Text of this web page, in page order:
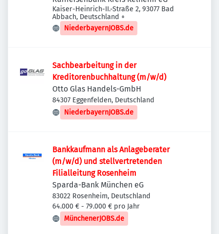
Kaiser-Heinrich-II.-Straße 2, 93077 Bad
Abbach, Deutschland +
NiederbayernJOBS.de
Sachbearbeitung in der
Kreditorenbuchhaltung (m/w/d)
Otto Glas Handels-GmbH
84307 Eggenfelden, Deutschland
NiederbayernJOBS.de
Bankkaufmann als Anlageberater
(m/w/d) und stellvertretenden
Filialleitung Rosenheim
Sparda-Bank München eG
83022 Rosenheim, Deutschland
64.000 € - 79.000 € pro Jahr
MünchenerJOBS.de